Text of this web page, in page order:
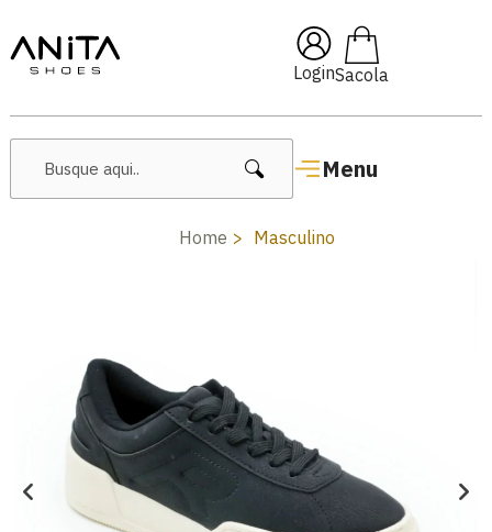
Login
Menu
🔥 Lançamentos Femininos
Home Masculino